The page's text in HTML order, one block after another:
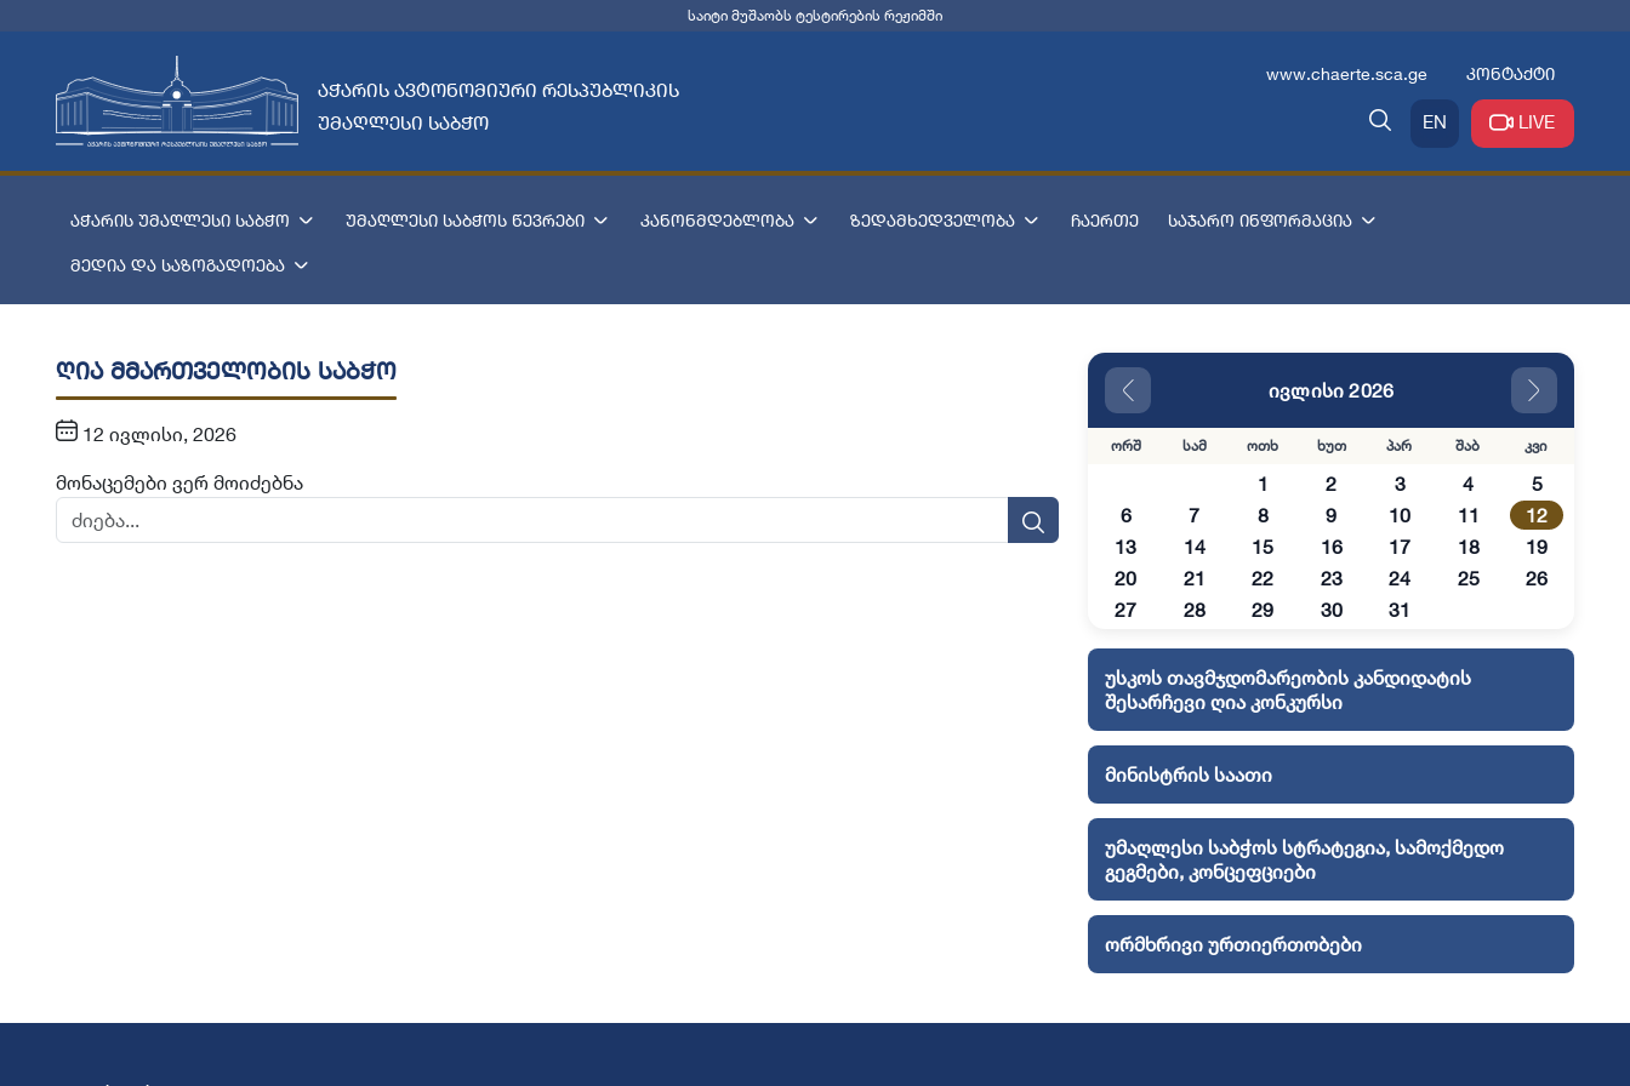
საიტი მუშაობს ტესტირების რეჟიმში
აჭარის ავტონომიური რესპუბლიკის
უმაღლესი საბჭო
www.chaerte.sca.ge კონტაქტი
EN LIVE
აჭარის უმაღლესი საბჭო უმაღლესი საბჭოს წევრები კანონმდებლობა ზედამხედველობა ჩაერთე საჯარო ინფორმაცია
მედია და საზოგადოება
ღია მმართველობის საბჭო
12 ივლისი, 2026
მონაცემები ვერ მოიძებნა
ივლისი 2026
ორშ სამ ოთხ ხუთ პარ შაბ კვი
1 2 3 4
5
6
7 8 9 10 11
12
13
14 15 16 17 18
19
20
21 22 23 24 25
26
27
28 29 30 31
უსკოს თავმჯდომარეობის კანდიდატის
შესარჩევი ღია კონკურსი
მინისტრის საათი
უმაღლესი საბჭოს სტრატეგია, სამოქმედო
გეგმები, კონცეფციები
ორმხრივი ურთიერთობები